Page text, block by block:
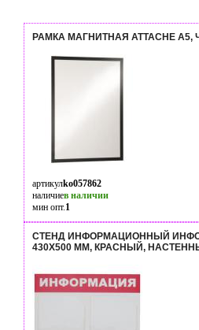
РАМКА МАГНИТНАЯ ATTACHE А5,
артикулko057862
наличиев наличии
мин опт.1
СТЕНД ИНФОРМАЦИОННЫЙ
430Х500 ММ, КРАСНЫЙ,